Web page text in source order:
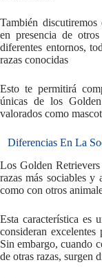
También
en presencia de
diferentes entornos,
razas conocidas
Esto te permitirá
únicas de los
valorados como
Diferencias En La
Los Golden
razas más sociables y
como con otros
Esta característica es
consideran
Sin embargo, cuando
de otras razas, surgen